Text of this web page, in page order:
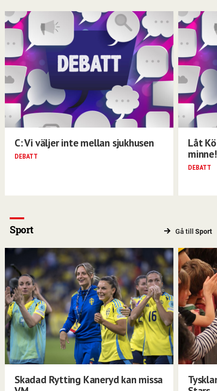
C: Vi väljer inte mellan sjukhusen
DEBATT
Låt
minne!
DEBATT
Sport Gå till Sport
Skadad Rytting Kaneryd kan missa